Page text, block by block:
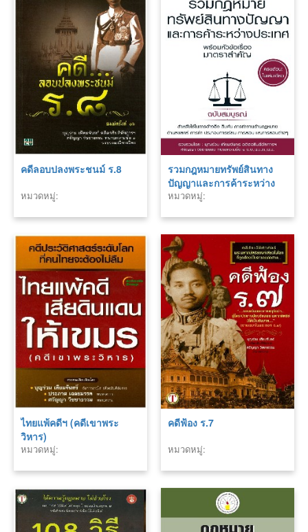
คดีลอบปลงพระชนม์ ร.8
หมวดหมู่:
รวมกฎหมายทรัพย์สินทาง
ปัญญาและการค้าระหว่าง
ประเทศ พร้อมหัวข้อเรื่อง
หมวดหมู่:
ไทยแพ้คดีฯ (คดีเขาพระ
วิหาร)
หมวดหมู่:
คดีฟ้อง ร.7
หมวดหมู่: